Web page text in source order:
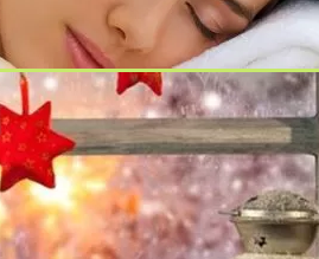
дейност геодезия,